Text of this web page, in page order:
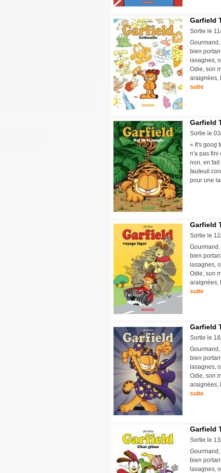
Garfield
Sortie le
bien
lasagnes,
Odie, son
araignées,
suite
Garfield
Sortie le
« It's goog
n'a pas fini
non, en
fauteuil
pour une
Garfield
Sortie le
bien
lasagnes,
Odie, son
araignées,
suite
Garfield
Sortie le
bien
lasagnes,
Odie, son
araignées,
suite
Garfield
Sortie le
bien
lasagnes,